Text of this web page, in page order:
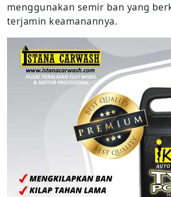
menggunakan semir ban yang
terjamin keamanannya.